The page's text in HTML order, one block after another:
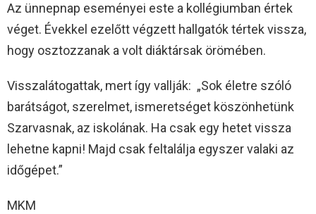
Az ünnepnap eseményei este a kollégiumban értek
véget. Évekkel ezelőtt végzett hallgatók tértek vissza,
hogy osztozzanak a volt diáktársak örömében.
Visszalátogattak, mert így vallják: „Sok életre szóló
barátságot, szerelmet, ismeretséget köszönhetünk
Szarvasnak, az iskolának. Ha csak egy hetet vissza
lehetne kapni! Majd csak feltalálja egyszer valaki az
időgépet.”
MKM